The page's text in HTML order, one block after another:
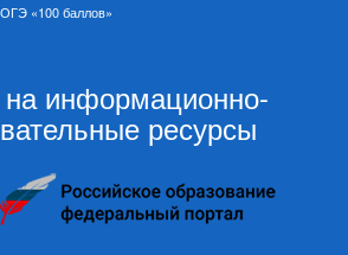
«100 баллов»
информационно-
ресурсы